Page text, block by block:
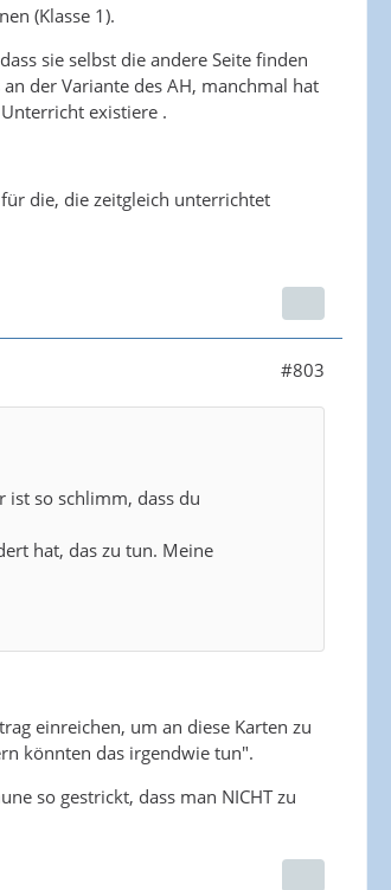
(Klasse 1).
sie selbst die andere Seite finden
der Variante des AH, manchmal hat
existiere .
die, die zeitgleich unterrichtet
#803
ist so schlimm, dass du
hat, das zu tun. Meine
einreichen, um an diese Karten zu
könnten das irgendwie tun".
so gestrickt, dass man NICHT zu